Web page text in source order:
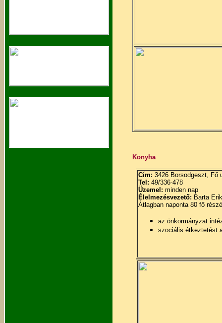
Konyha
Cím: 3426 Borsodgeszt, Fő
Tel: 49/336-478
Üzemel: minden nap
Élelmezésvezető: Barta
Átlagban naponta 80 fő
az önkormányzat
szociális étkeztetést